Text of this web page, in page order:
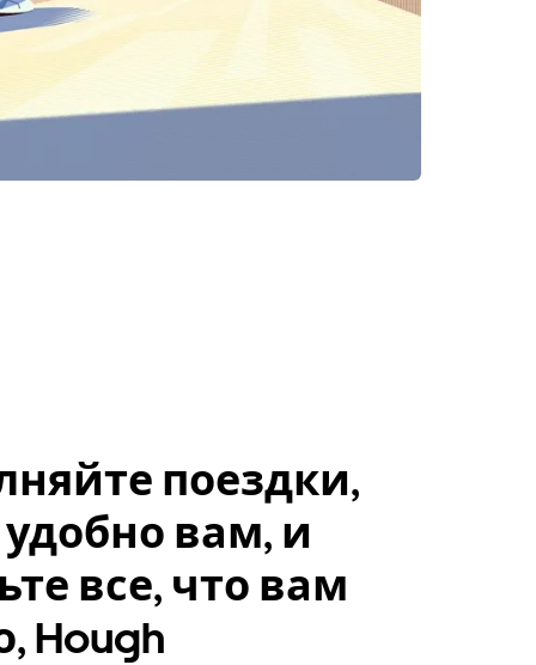
поездки,
удобно вам, и
все, что вам
Hough